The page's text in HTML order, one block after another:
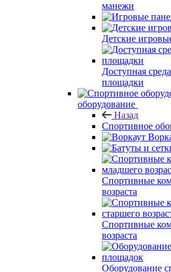
манежи
Детские
Доступная
площадки
оборудование
Назад
Спортивное
Спортивные
возраста
Спортивные
возраста
Оборудование